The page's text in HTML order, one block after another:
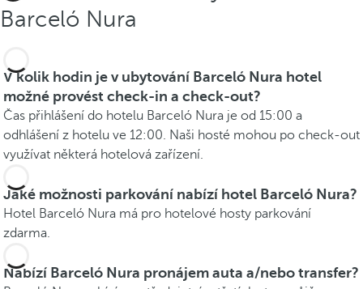
Barceló Nura
V kolik hodin je v ubytování Barceló Nura hotel
možné provést check-in a check-out?
Čas přihlášení do hotelu Barceló Nura je od 15:00 a
odhlášení z hotelu ve 12:00. Naši hosté mohou po check-out
využívat některá hotelová zařízení.
Jaké možnosti parkování nabízí hotel Barceló Nura?
Hotel Barceló Nura má pro hotelové hosty parkování
zdarma.
Nabízí Barceló Nura pronájem auta a/nebo transfer?